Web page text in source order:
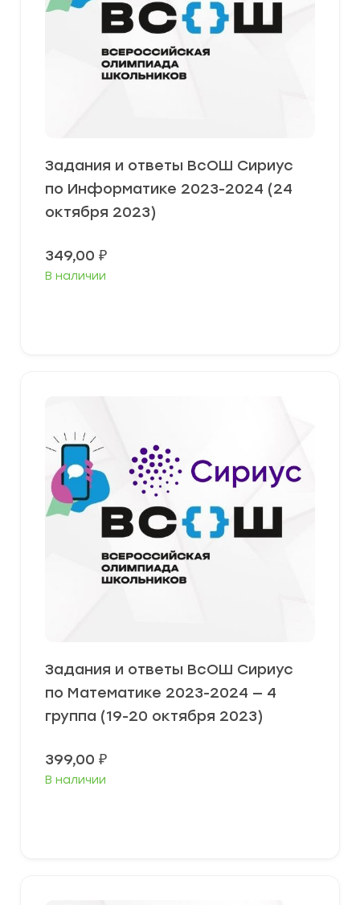
Задания и ответы ВсОШ Сириус
по Информатике 2023-2024 (24
октября 2023)
349,00 ₽
В наличии
Задания и ответы ВсОШ Сириус
по Математике 2023-2024 — 4
группа (19-20 октября 2023)
399,00 ₽
В наличии